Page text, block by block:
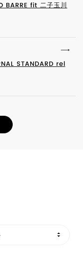
BARRE fit 二子玉川
STANDARD rel